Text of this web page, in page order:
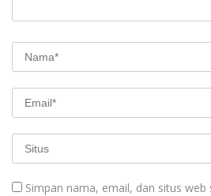
Simpan nama, email, dan situs